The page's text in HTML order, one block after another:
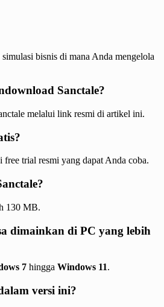
simulasi bisnis di mana Anda mengelola
Sanctale?
melalui link resmi di artikel ini.
free trial resmi yang dapat Anda coba.
130 MB.
dimainkan di PC yang lebih
7 hingga Windows 11.
versi ini?